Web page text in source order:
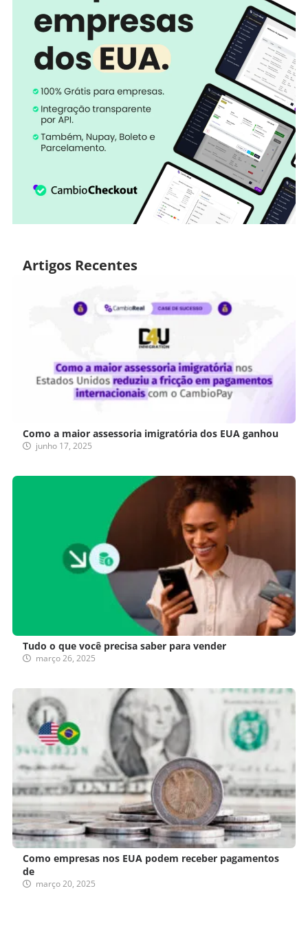
Artigos Recentes
Como a maior assessoria imigratória dos EUA ganhou
junho 17, 2025
Tudo o que você precisa saber para vender
março 26, 2025
Como empresas nos EUA podem receber pagamentos
de
março 20, 2025